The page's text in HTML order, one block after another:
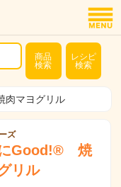
商品
検索
レシピ
検索
マヨグリル
ズ
Good!® 焼
リル